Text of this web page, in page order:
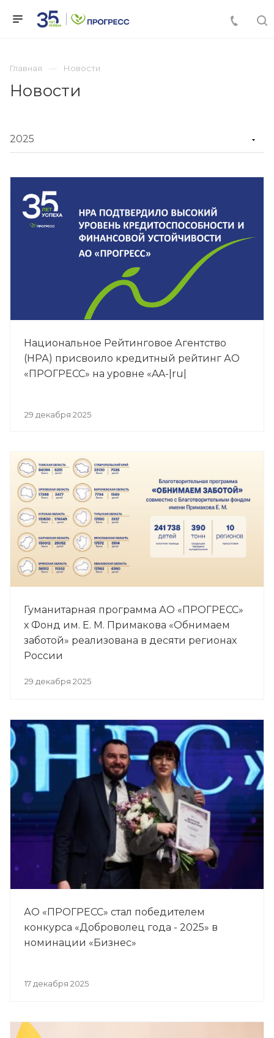
Главная Новости
Новости
Национальное Рейтинговое Агентство
(НРА) присвоило кредитный рейтинг АО
«ПРОГРЕСС» на уровне «AA-|ru|
29 декабря 2025
Гуманитарная программа АО «ПРОГРЕСС»
х Фонд им. Е. М. Примакова «Обнимаем
заботой» реализована в десяти регионах
России
29 декабря 2025
АО «ПРОГРЕСС» стал победителем
конкурса «Доброволец года - 2025» в
номинации «Бизнес»
17 декабря 2025